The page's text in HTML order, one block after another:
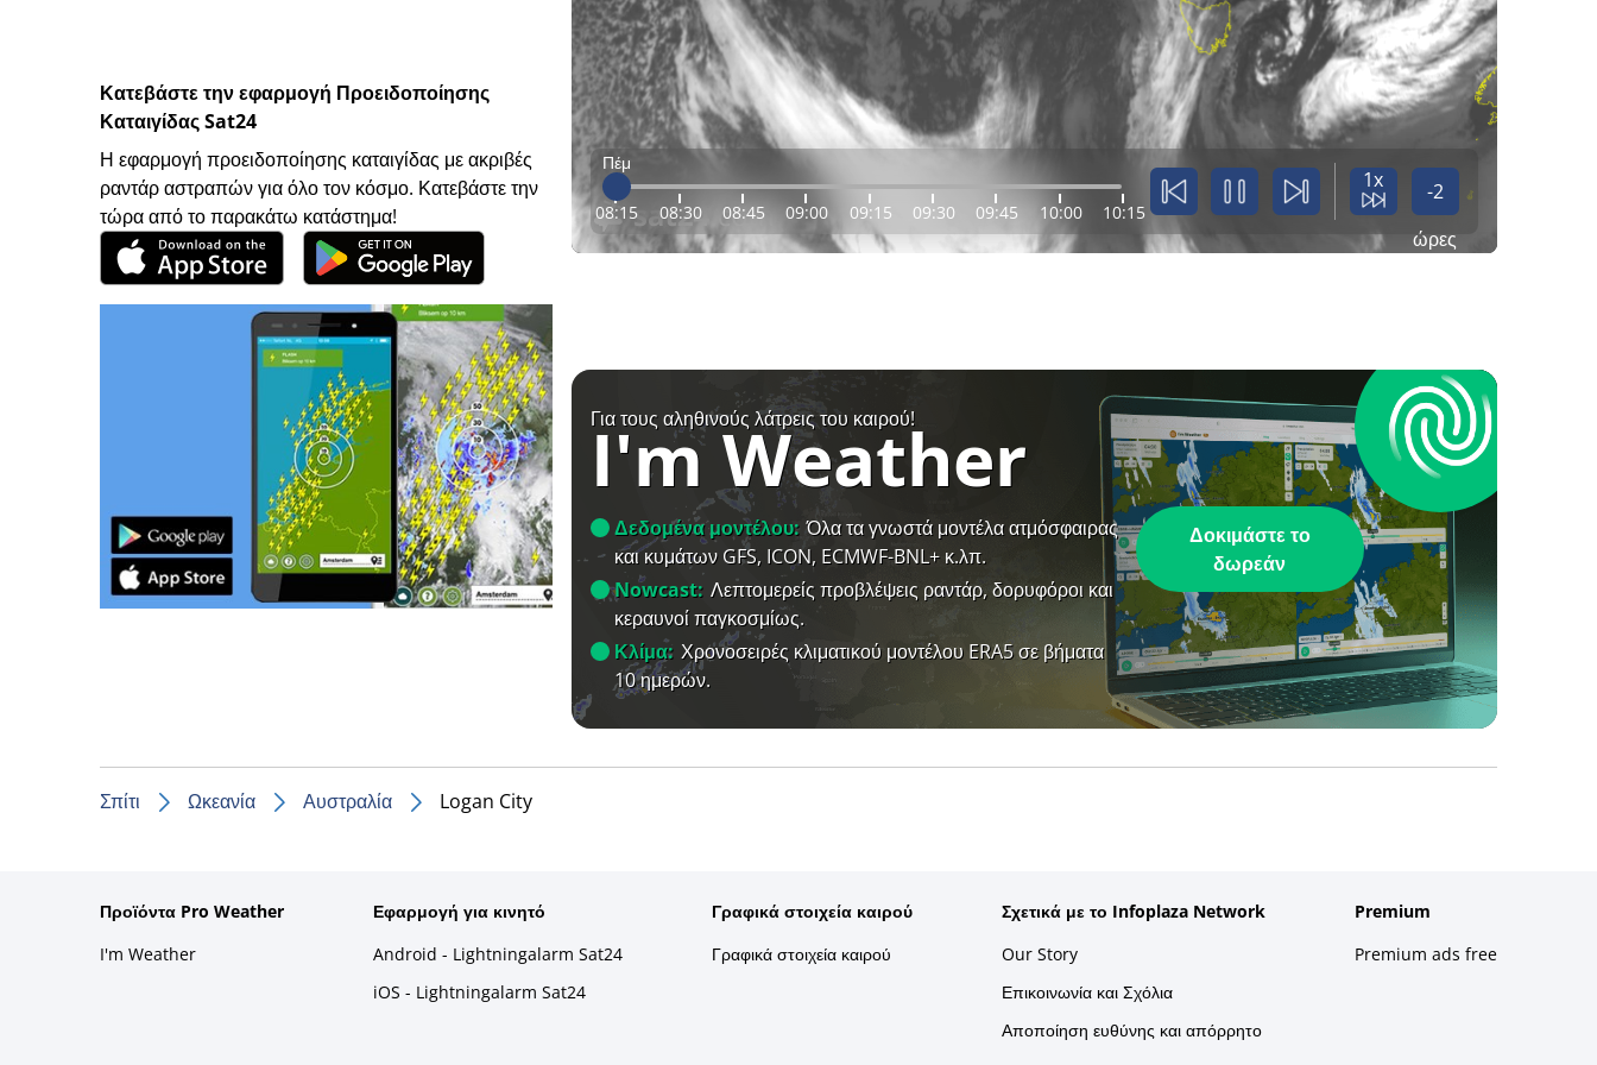
Κατεβάστε την εφαρμογή Προειδοποίησης
Καταιγίδας Sat24
Η εφαρμογή προειδοποίησης καταιγίδας με ακριβές
ραντάρ αστραπών για όλο τον κόσμο. Κατεβάστε την
τώρα από το παρακάτω κατάστημα!
Πέμ
08:15 08:30 08:45 09:00 09:15 09:30 09:45 10:00 10:15
1x
-2
ώρες
Για τους αληθινούς λάτρεις του καιρού!
I'm Weather
Δεδομένα μοντέλου: Όλα τα γνωστά μοντέλα ατμόσφαιρας
και κυμάτων GFS, ICON, ECMWF-BNL+ κ.λπ.
Nowcast: Λεπτομερείς προβλέψεις ραντάρ, δορυφόροι και
κεραυνοί παγκοσμίως.
Κλίμα: Χρονοσειρές κλιματικού μοντέλου ERA5 σε βήματα
10 ημερών.
Δοκιμάστε το
δωρεάν
Σπίτι Ωκεανία Αυστραλία Logan City
Προϊόντα Pro Weather
I'm Weather
Εφαρμογή για κινητό
Android - Lightningalarm Sat24
iOS - Lightningalarm Sat24
Γραφικά στοιχεία καιρού
Γραφικά στοιχεία καιρού
Σχετικά με το Infoplaza Network
Our Story
Επικοινωνία και Σχόλια
Αποποίηση ευθύνης και απόρρητο
Premium
Premium ads free